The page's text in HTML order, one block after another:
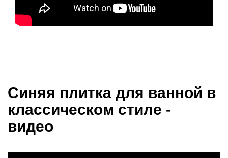
Синяя плитка для ванной в
классическом стиле -
видео